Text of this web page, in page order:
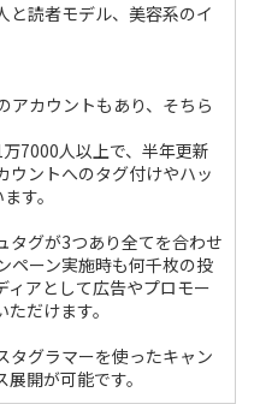
と読者モデル、美容系のイ
カウントもあり、そちら
7000人以上で、半年更新
ウントへのタグ付けやハッ
す。
タグが3つあり全てを合わせ
ペーン実施時も何千枚の投
ィアとして広告やプロモー
だけます。
タグラマーを使ったキャン
開が可能です。